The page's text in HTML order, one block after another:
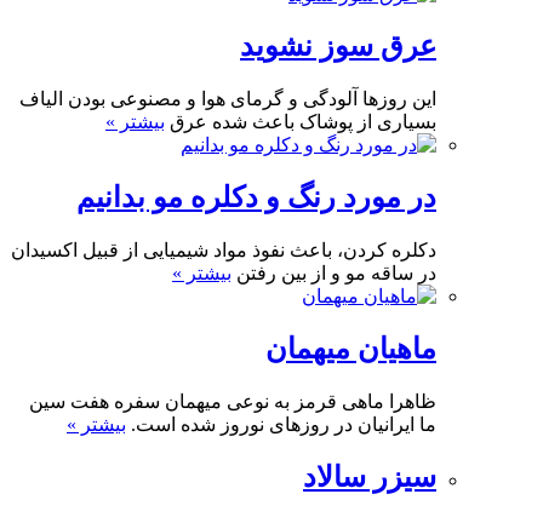
عرق سوز نشوید
این روزها آلودگی و گرمای هوا و مصنوعی بودن الیاف
بسیاری از پوشاک باعث شده عرق بیشتر »
در مورد رنگ و دکلره مو بدانیم
دکلره کردن، باعث نفوذ مواد شیمیایی از قبیل اکسیدان
در ساقه مو و از بین رفتن بیشتر »
ماهیان میهمان
ظاهرا ماهی قرمز به نوعی میهمان سفره هفت سین
ما ایرانیان در روزهای نوروز شده است. بیشتر »
سیزر سالاد